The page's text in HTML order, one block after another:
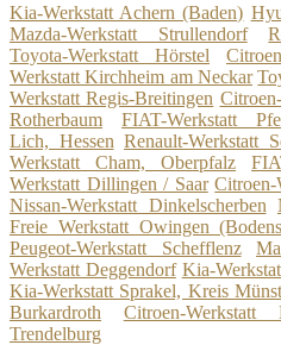
Kia-Werkstatt Achern (Baden)
Mazda-Werkstatt Strullendorf
Toyota-Werkstatt Hörstel
Werkstatt Kirchheim am Neckar
Werkstatt Regis-Breitingen
Rotherbaum
FIAT-Werkstatt
Lich, Hessen Renault-Werkstatt
Werkstatt Cham, Oberpfalz
Werkstatt Dillingen / Saar
Nissan-Werkstatt Dinkelscherben
Freie Werkstatt Owingen
Peugeot-Werkstatt Schefflenz
Werkstatt Deggendorf Kia-
Kia-Werkstatt Sprakel, Kreis
Burkardroth
Citroen-Werkstatt
Trendelburg